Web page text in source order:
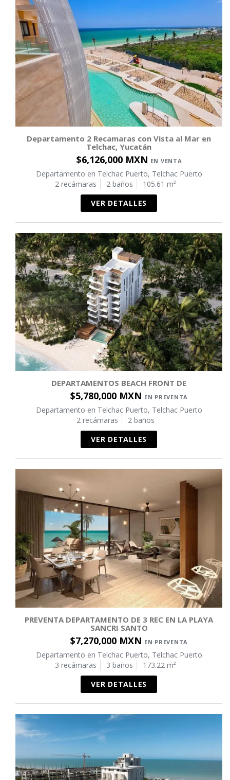
Departamento 2 Recamaras con Vista al Mar en
Telchac, Yucatán
$6,126,000 MXN EN VENTA
Departamento en Telchac Puerto, Telchac Puerto
2 recámaras
2 baños
105.61 m²
VER DETALLES
DEPARTAMENTOS BEACH FRONT DE
$5,780,000 MXN EN PREVENTA
Departamento en Telchac Puerto, Telchac Puerto
2 recámaras
2 baños
VER DETALLES
PREVENTA DEPARTAMENTO DE 3 REC EN LA PLAYA
SANCRI SANTO
$7,270,000 MXN EN PREVENTA
Departamento en Telchac Puerto, Telchac Puerto
3 recámaras
3 baños
173.22 m²
VER DETALLES